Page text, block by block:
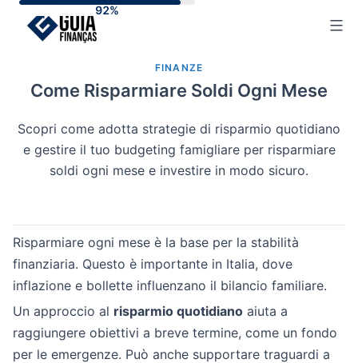
FINANZE
Come Risparmiare Soldi Ogni Mese
Scopri come adotta strategie di risparmio quotidiano
e gestire il tuo budgeting famigliare per risparmiare
soldi ogni mese e investire in modo sicuro.
Risparmiare ogni mese è la base per la stabilità
finanziaria. Questo è importante in Italia, dove
inflazione e bollette influenzano il bilancio familiare.
Un approccio al risparmio quotidiano aiuta a
raggiungere obiettivi a breve termine, come un fondo
per le emergenze. Può anche supportare traguardi a